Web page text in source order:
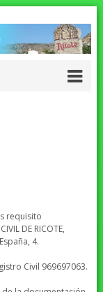
requisito
DE RICOTE,
4.
Civil 969697063.